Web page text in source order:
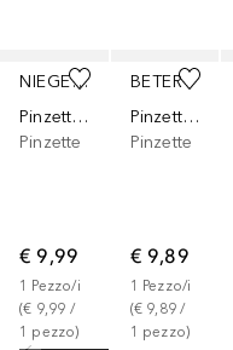
NIEGELOH
Pinzetta Ciglia Professionale
Pinzette
€ 9,99
1
Pezzo/i
(€ 9,99 /
1 pezzo)
BETER
Pinzette punta a becco
Pinzette
€ 9,89
1
Pezzo/i
(€ 9,89 /
1 pezzo)